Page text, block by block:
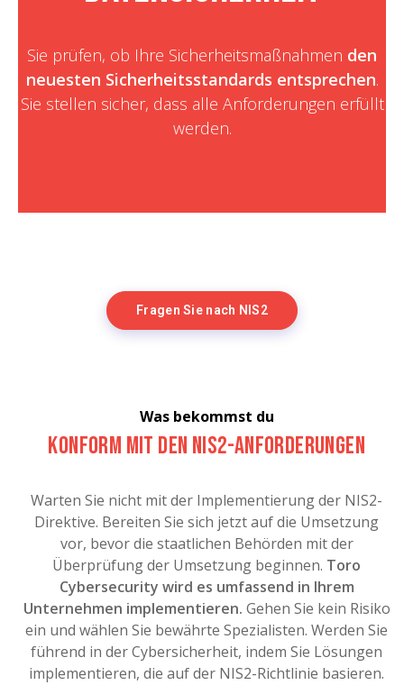
Sie prüfen, ob Ihre Sicherheitsmaßnahmen den
neuesten Sicherheitsstandards entsprechen.
Sie stellen sicher, dass alle Anforderungen erfüllt
werden.
Fragen Sie nach NIS2
Was bekommst du
Konform mit den NIS2-Anforderungen
Warten Sie nicht mit der Implementierung der NIS2-
Direktive. Bereiten Sie sich jetzt auf die Umsetzung
vor, bevor die staatlichen Behörden mit der
Überprüfung der Umsetzung beginnen. Toro
Cybersecurity wird es umfassend in Ihrem
Unternehmen implementieren. Gehen Sie kein Risiko
ein und wählen Sie bewährte Spezialisten. Werden Sie
führend in der Cybersicherheit, indem Sie Lösungen
implementieren, die auf der NIS2-Richtlinie basieren.